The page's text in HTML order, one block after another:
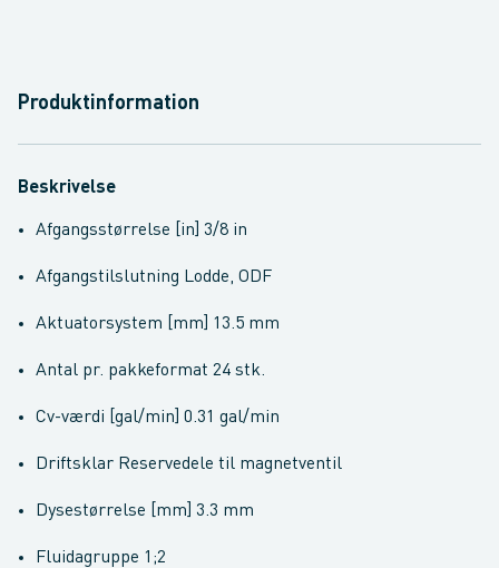
Produktinformation
Beskrivelse
Afgangsstørrelse [in] 3/8 in
Afgangstilslutning Lodde, ODF
Aktuatorsystem [mm] 13.5 mm
Antal pr. pakkeformat 24 stk.
Cv-værdi [gal/min] 0.31 gal/min
Driftsklar Reservedele til magnetventil
Dysestørrelse [mm] 3.3 mm
Fluidagruppe 1;2